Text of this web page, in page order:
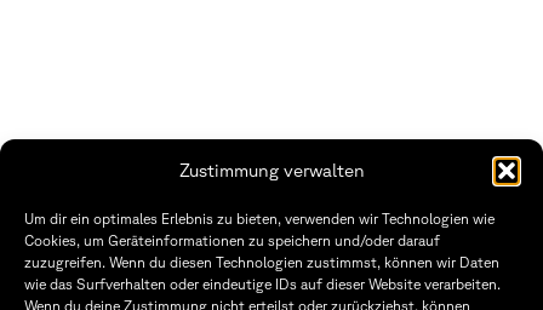
Zustimmung verwalten
Um dir ein optimales Erlebnis zu bieten, verwenden wir Technologien wie
Cookies, um Geräteinformationen zu speichern und/oder darauf
zuzugreifen. Wenn du diesen Technologien zustimmst, können wir Daten
wie das Surfverhalten oder eindeutige IDs auf dieser Website verarbeiten.
Wenn du deine Zustimmung nicht erteilst oder zurückziehst, können
THWS | Fakultät Gestaltung Würzburg
Technische Hochschule
Würzburg-Schweinfurt
Sanderheinrichsleitenweg 20
Öffnungszeiten Dekanat
Montag – Freitag
8:30 – 12:00